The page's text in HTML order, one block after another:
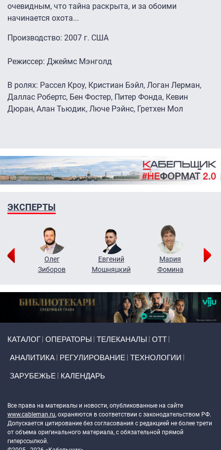
очевидным, что тайна раскрыта, и за обоими
начинается охота...
Производство: 2007 г. США
Режиссер: Джеймс Мэнголд
В ролях: Рассел Кроу, Кристиан Бэйл, Логан Лерман,
Даллас Робертс, Бен Фостер, Питер Фонда, Кевин
Дюран, Алан Тьюдик, Люче Рэйнс, Гретхен Мол
ЭКСПЕРТЫ
Олег
Зиборов
Евгений
Мошняцкий
Мария
Фомина
КАТАЛОГ ОПЕРАТОРЫ ТЕЛЕКАНАЛЫ ОТТ
АНАЛИТИКА РЕГУЛИРОВАНИЕ ТЕХНОЛОГИИ
ЗАРУБЕЖЬЕ КАЛЕНДАРЬ
Все права на материалы и новости, опубликованные на сайте
www.cableman.ru, охраняются в соответствии с законодательством РФ.
Допускается цитирование без согласования с редакцией не более трети
от объема оригинального материала, с обязательной прямой
гиперссылкой.